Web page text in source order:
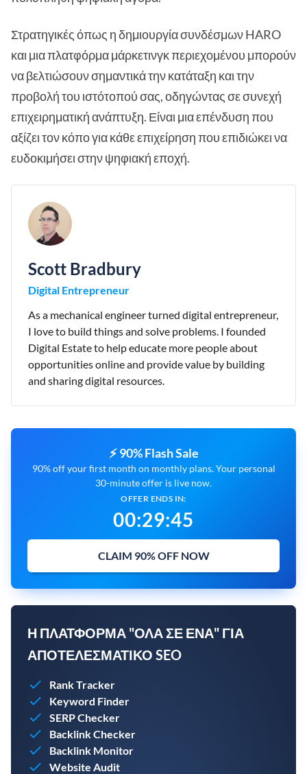
Στρατηγικές όπως η δημιουργία συνδέσμων HARO
και μια πλατφόρμα μάρκετινγκ περιεχομένου μπορούν
να βελτιώσουν σημαντικά την κατάταξη και την
προβολή του ιστότοπού σας, οδηγώντας σε συνεχή
επιχειρηματική ανάπτυξη. Είναι μια επένδυση που
αξίζει τον κόπο για κάθε επιχείρηση που επιδιώκει να
ευδοκιμήσει στην ψηφιακή εποχή.
Scott Bradbury
Digital Entrepreneur
As a mechanical engineer turned digital entrepreneur,
I love to build things and solve problems. I founded
Digital Estate to help educate more people about
opportunities online and provide value by building
and sharing digital resources.
⚡ 90% Flash Sale
90% off your first month on monthly plans. Your personal
30-minute offer is live now.
OFFER ENDS IN:
00:29:44
CLAIM 90% OFF NOW
Η ΠΛΑΤΦΌΡΜΑ "ΌΛΑ ΣΕ ΈΝΑ" ΓΙΑ
ΑΠΟΤΕΛΕΣΜΑΤΙΚΌ SEO
Rank Tracker
Keyword Finder
SERP Checker
Backlink Checker
Backlink Monitor
Website Audit